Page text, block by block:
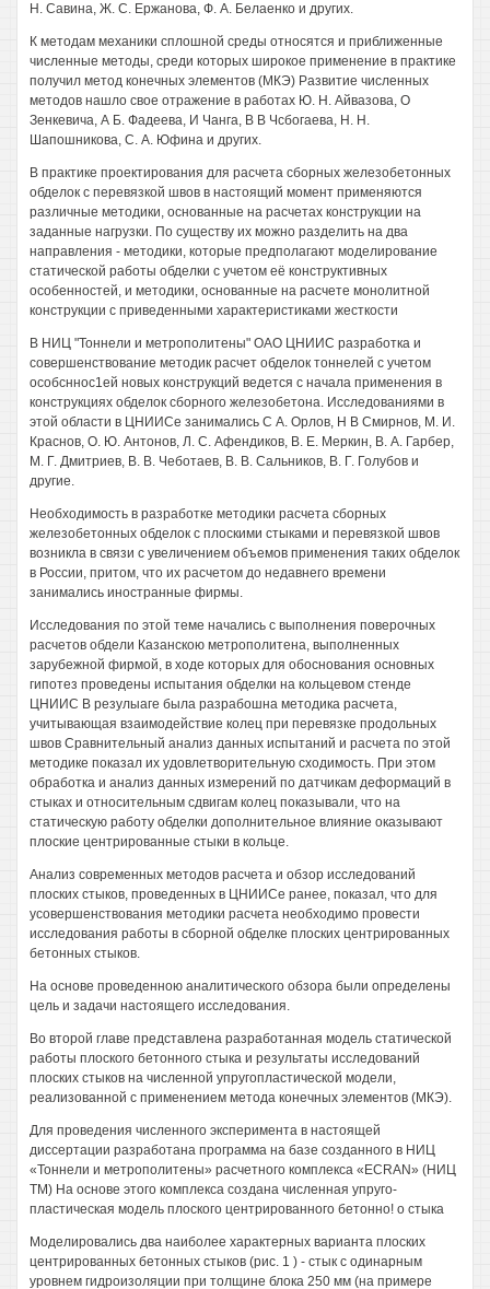
Н. Савина, Ж. С. Ержанова, Ф. А. Белаенко и других.
К методам механики сплошной среды относятся и приближенные
численные методы, среди которых широкое применение в практике
получил метод конечных элементов (МКЭ) Развитие численных
методов нашло свое отражение в работах Ю. Н. Айвазова, О
Зенкевича, А Б. Фадеева, И Чанга, В В Чсбогаева, Н. Н.
Шапошникова, С. А. Юфина и других.
В практике проектирования для расчета сборных железобетонных
обделок с перевязкой швов в настоящий момент применяются
различные методики, основанные на расчетах конструкции на
заданные нагрузки. По существу их можно разделить на два
направления - методики, которые предполагают моделирование
статической работы обделки с учетом её конструктивных
особенностей, и методики, основанные на расчете монолитной
конструкции с приведенными характеристиками жесткости
В НИЦ "Тоннели и метрополитены" ОАО ЦНИИС разработка и
совершенствование методик расчет обделок тоннелей с учетом
особсннос1ей новых конструкций ведется с начала применения в
конструкциях обделок сборного железобетона. Исследованиями в
этой области в ЦНИИСе занимались С А. Орлов, Н В Смирнов, М. И.
Краснов, О. Ю. Антонов, Л. С. Афендиков, В. Е. Меркин, В. А. Гарбер,
М. Г. Дмитриев, В. В. Чеботаев, В. В. Сальников, В. Г. Голубов и
другие.
Необходимость в разработке методики расчета сборных
железобетонных обделок с плоскими стыками и перевязкой швов
возникла в связи с увеличением объемов применения таких обделок
в России, притом, что их расчетом до недавнего времени
занимались иностранные фирмы.
Исследования по этой теме начались с выполнения поверочных
расчетов обдели Казанскою метрополитена, выполненных
зарубежной фирмой, в ходе которых для обоснования основных
гипотез проведены испытания обделки на кольцевом стенде
ЦНИИС В резулыаге была разрабошна методика расчета,
учитывающая взаимодействие колец при перевязке продольных
швов Сравнительный анализ данных испытаний и расчета по этой
методике показал их удовлетворительную сходимость. При этом
обработка и анализ данных измерений по датчикам деформаций в
стыках и относительным сдвигам колец показывали, что на
статическую работу обделки дополнительное влияние оказывают
плоские центрированные стыки в кольце.
Анализ современных методов расчета и обзор исследований
плоских стыков, проведенных в ЦНИИСе ранее, показал, что для
усовершенствования методики расчета необходимо провести
исследования работы в сборной обделке плоских центрированных
бетонных стыков.
На основе проведенною аналитического обзора были определены
цель и задачи настоящего исследования.
Во второй главе представлена разработанная модель статической
работы плоского бетонного стыка и результаты исследований
плоских стыков на численной упругопластической модели,
реализованной с применением метода конечных элементов (МКЭ).
Для проведения численного эксперимента в настоящей
диссертации разработана программа на базе созданного в НИЦ
«Тоннели и метрополитены» расчетного комплекса «ECRAN» (НИЦ
ТМ) На основе этого комплекса создана численная упруго-
пластическая модель плоского центрированного бетонно! о стыка
Моделировались два наиболее характерных варианта плоских
центрированных бетонных стыков (рис. 1 ) - стык с одинарным
уровнем гидроизоляции при толщине блока 250 мм (на примере